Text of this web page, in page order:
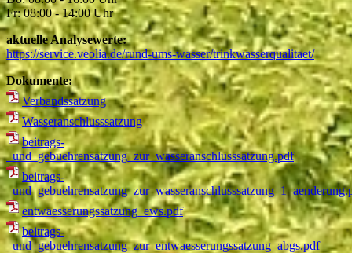
Fr: 08:00 - 14:00 Uhr
aktuelle Analysewerte:
https://service.veolia.de/rund-ums-wasser/trinkwasserqualitaet/
Dokumente:
Verbandssatzung
Wasseranschlusssatzung
beitrags-
_und_gebuehrensatzung_zur_wasseranschlusssatzung.pdf
beitrags-
entwaesserungssatzung_ews.pdf
beitrags-
_und_gebuehrensatzung_zur_entwaesserungssatzung_abgs.pdf